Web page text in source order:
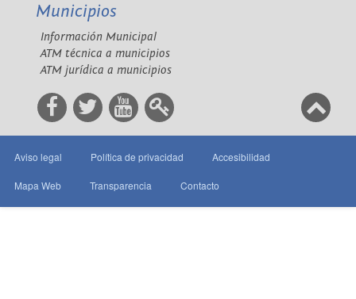
Municipios
Información Municipal
ATM técnica a municipios
ATM jurídica a municipios
Aviso legal Política de privacidad Accesibilidad
Mapa Web Transparencia Contacto